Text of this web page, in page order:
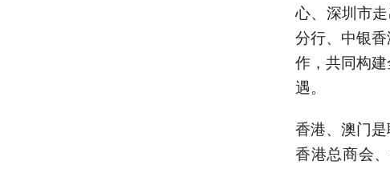
心、深圳市
分行、中银
作，共同构
遇。
香港、澳门
香港总商会